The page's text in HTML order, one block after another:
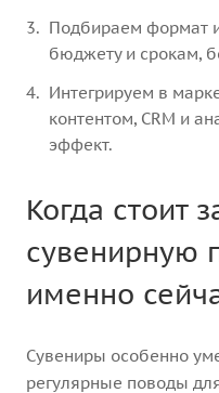
Подбираем формат
бюджету и срокам,
Интегрируем в
контентом, CRM и
эффект.
Когда стоит
сувенирную
именно
Сувениры особенно
регулярные поводы